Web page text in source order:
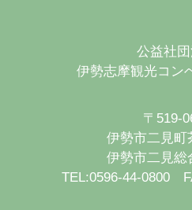
公益社団
伊勢志摩観光コン
〒519-
伊勢市二見町
伊勢市二見総
TEL:0596-44-0800